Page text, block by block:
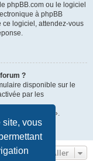
site, vous
phpBB.com ou le logiciel
à phpBB
ce logiciel, attendez-vous
?
disponible sur le
par les
lien « L’équipe ».
Aller